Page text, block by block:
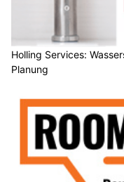
Holling Services:
Planung